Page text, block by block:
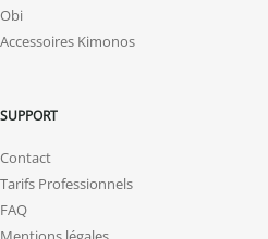
Obi
Accessoires Kimonos
SUPPORT
Contact
Tarifs Professionnels
FAQ